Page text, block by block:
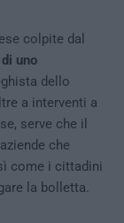
colpite dal
uno
dello
a interventi a
serve che il
che
come i cittadini
la bolletta.